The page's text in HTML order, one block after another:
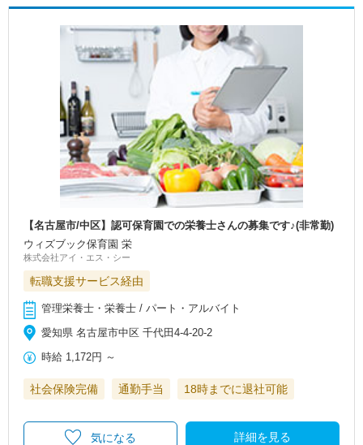
【名古屋市/中区】認可保育園での栄養士さんの募集です♪(非常勤)
ウィズブック保育園 栄
株式会社アイ・エス・シー
転職支援サービス経由
管理栄養士・栄養士 / パート・アルバイト
愛知県 名古屋市中区 千代田4-4-20-2
時給 1,172円 ～
社会保険完備 通勤手当 18時までに退社可能
詳細を見る
気になる